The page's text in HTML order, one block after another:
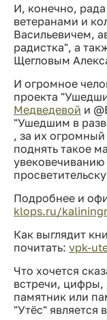
И, конечно,
ветеранами и
Васильевичем,
радистка", а
Щегловым
И огромное
проекта
Медведевой и
"Ушедшим в
, за их огромный
поднять такое
увековечиванию
Подробнее и
klops.ru/
Как выглядит
почитать: vpk-
Что хочется
встречи, цифры,
памятник или
"Утёс" является